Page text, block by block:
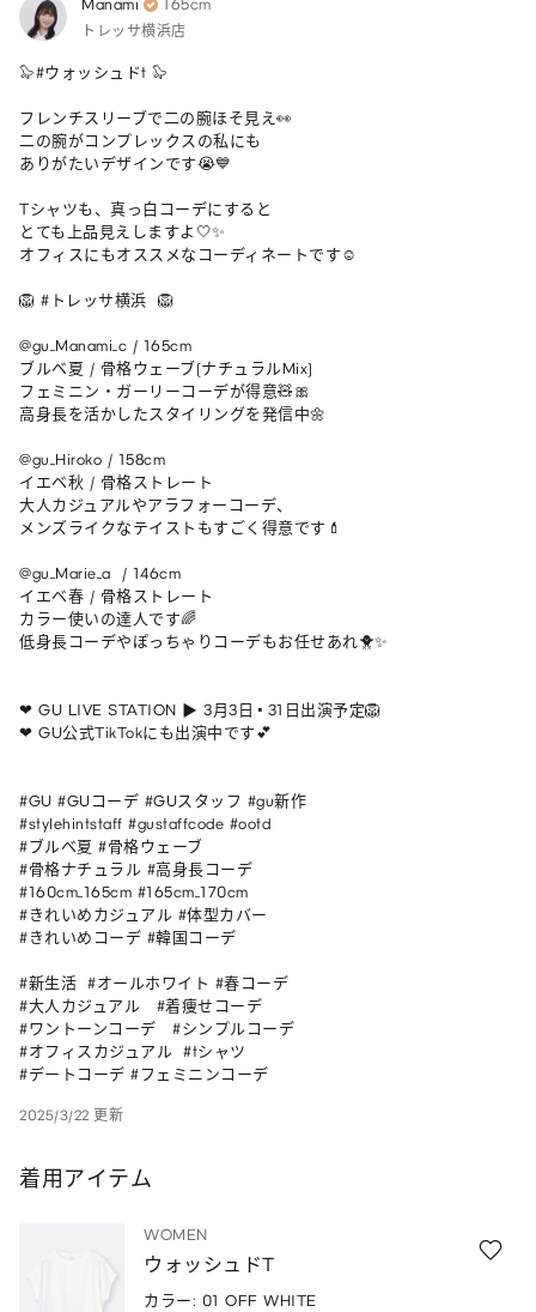
Manami 165cm
トレッサ横浜店
🦭#ウォッシュドt 🦭
フレンチスリーブで二の腕ほそ見え👀
二の腕がコンプレックスの私にも
ありがたいデザインです😭💙
Tシャツも、真っ白コーデにすると
とても上品見えしますよ🤍✨
オフィスにもオススメなコーディネートです☺️
🦁 #トレッサ横浜  🦁
@gu_Manami_c / 165cm
ブルベ夏 / 骨格ウェーブ(ナチュラルMix)
フェミニン・ガーリーコーデが得意🧸🎀
高身長を活かしたスタイリングを発信中🌼
@gu_Hiroko / 158cm
イエベ秋 / 骨格ストレート
大人カジュアルやアラフォーコーデ、
メンズライクなテイストもすごく得意です💄
@gu_Marie_a  / 146cm
イエベ春 / 骨格ストレート
カラー使いの達人です🌈
低身長コーデやぽっちゃりコーデもお任せあれ🐥✨
❤︎ GU LIVE STATION ▶︎ 3月3日•31日出演予定🦁
❤︎ GU公式TikTokにも出演中です💕
#GU #GUコーデ #GUスタッフ #gu新作
#stylehintstaff #gustaffcode #ootd
#ブルベ夏 #骨格ウェーブ
#骨格ナチュラル #高身長コーデ
#160cm_165cm #165cm_170cm
#きれいめカジュアル #体型カバー
#きれいめコーデ #韓国コーデ
#新生活  #オールホワイト #春コーデ
#大人カジュアル   #着痩せコーデ
#ワントーンコーデ   #シンプルコーデ
#オフィスカジュアル  #tシャツ
#デートコーデ #フェミニンコーデ
2025/3/22 更新
着用アイテム
WOMEN
ウォッシュドT
カラー: 01 OFF WHITE